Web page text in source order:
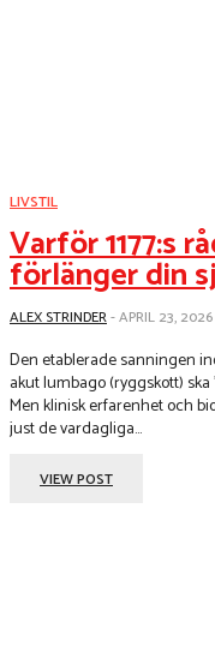
LIVSTIL
Varför 1177:s
förlänger din
ALEX STRINDER-APRIL 23, 2026
Den etablerade sanningen
akut lumbago (ryggskott)
Men klinisk erfarenhet och
just de vardagliga...
VIEW POST